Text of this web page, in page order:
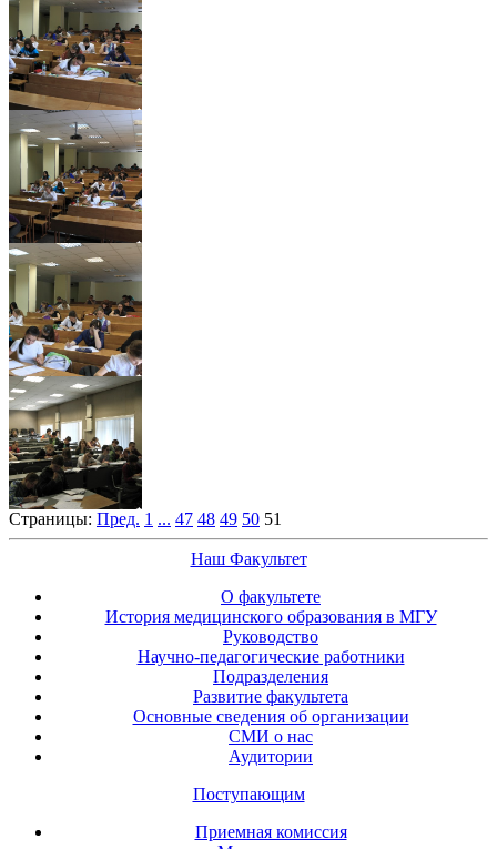
Страницы: Пред. 1 ... 47 48 49 50 51
Наш Факультет
О факультете
История медицинского образования в МГУ
Руководство
Научно-педагогические работники
Подразделения
Развитие факультета
Основные сведения об организации
СМИ о нас
Аудитории
Поступающим
Приемная комиссия